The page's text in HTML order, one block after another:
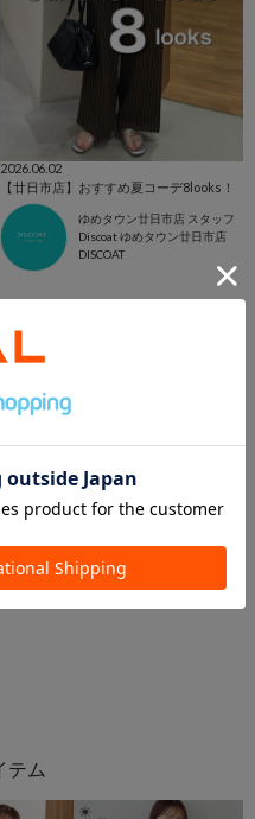
2026.06.02
【廿日市店】おすすめ夏コーデ8looks！
ゆめタウン廿日市店 スタッフ
Discoat ゆめタウン廿日市店
DISCOAT